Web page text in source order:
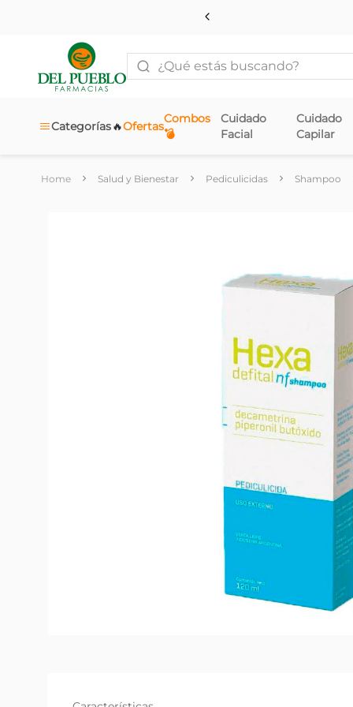
¿Qué estás buscando?
Categorías Ofertas
🔥
Combos
💣
Cuidado
Facial
Cuidado
Capilar
Salud y Bienestar Pediculicidas Shampoo